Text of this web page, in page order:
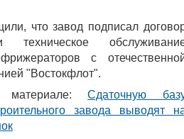
что завод подписал
с
"Востокфлот".
материале:Сдаточную
завода выводят